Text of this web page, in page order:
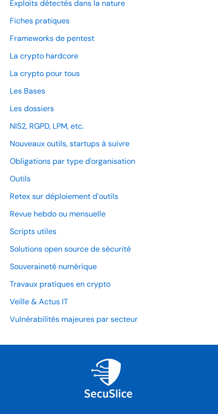
Exploits détectés dans la nature
Fiches pratiques
Frameworks de pentest
La crypto hardcore
La crypto pour tous
Les Bases
Les dossiers
NIS2, RGPD, LPM, etc.
Nouveaux outils, startups à suivre
Obligations par type d'organisation
Outils
Retex sur déploiement d’outils
Revue hebdo ou mensuelle
Scripts utiles
Solutions open source de sécurité
Souveraineté numérique
Travaux pratiques en crypto
Veille & Actus IT
Vulnérabilités majeures par secteur